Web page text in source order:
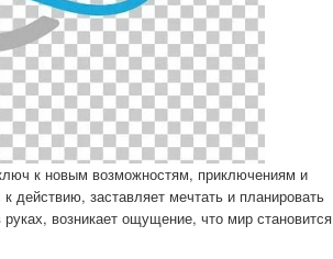
к новым возможностям, приключениям и
действию, заставляет мечтать и планировать
возникает ощущение, что мир становится